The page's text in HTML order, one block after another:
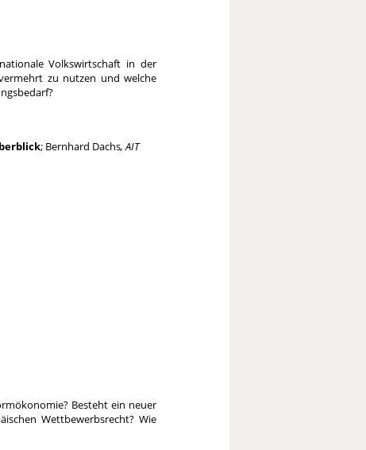
Volkswirtschaft in der
zu nutzen und welche
; Bernhard Dachs, AIT
Besteht ein neuer
Wettbewerbsrecht? Wie